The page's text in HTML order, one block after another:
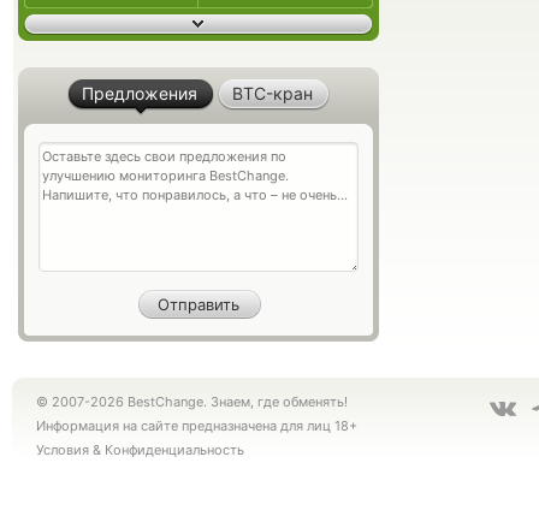
Предложения BTC-кран
© 2007-2026 BestChange. Знаем, где обменять!
Информация на сайте предназначена для лиц 18+
Условия & Конфиденциальность